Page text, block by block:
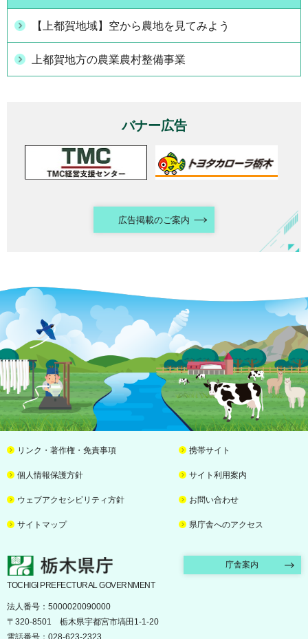
【上都賀地域】空から農地を見てみよう
上都賀地方の農業農村整備事業
バナー広告
広告掲載のご案内
リンク・著作権・免責事項 携帯サイト
個人情報保護方針 サイト利用案内
ウェブアクセシビリティ方針 お問い合わせ
サイトマップ 県庁舎へのアクセス
栃木県庁 庁舎案内
TOCHIGI PREFECTURAL GOVERNMENT
法人番号：5000020090000
〒320-8501 栃木県宇都宮市塙田1-1-20
電話番号：028-623-2323